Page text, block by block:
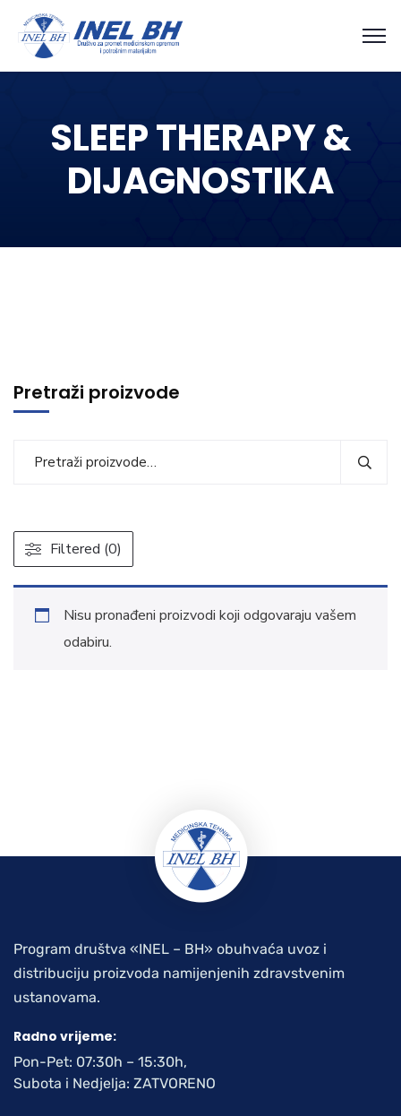
SLEEP THERAPY &
DIJAGNOSTIKA
Nisu pronađeni proizvodi koji odgovaraju vašem
odabiru.
Pretraži proizvode
Filtered (0)
Program društva «INEL – BH» obuhvaća uvoz i
distribuciju proizvoda namijenjenih zdravstvenim
ustanovama.
Radno vrijeme:
Pon-Pet: 07:30h – 15:30h,
Subota i Nedjelja: ZATVORENO